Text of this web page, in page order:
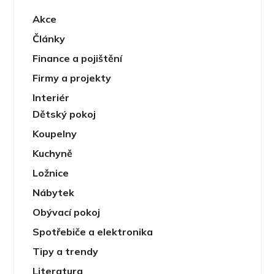
Akce
Články
Finance a pojištění
Firmy a projekty
Interiér
Dětský pokoj
Koupelny
Kuchyně
Ložnice
Nábytek
Obývací pokoj
Spotřebiče a elektronika
Tipy a trendy
Literatura